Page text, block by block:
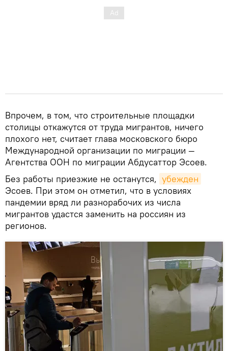
Впрочем, в том, что строительные площадки
столицы откажутся от труда мигрантов, ничего
плохого нет, считает глава московского бюро
Международной организации по миграции —
Агентства ООН по миграции Абдусаттор Эсоев.
Без работы приезжие не останутся, убежден
Эсоев. При этом он отметил, что в условиях
пандемии вряд ли разнорабочих из числа
мигрантов удастся заменить на россиян из
регионов.